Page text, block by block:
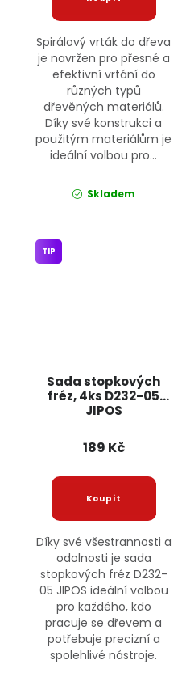
Spirálový vrták do dřeva
je navržen pro přesné a
efektivní vrtání do
různých typů
dřevěných materiálů.
Díky své konstrukci a
použitým materiálům je
ideální volbou pro...
Skladem
Sada stopkových
fréz, 4ks D232-05
JIPOS
TIP
189 Kč
Díky své všestrannosti a
odolnosti je sada
stopkových fréz D232-
05 JIPOS ideální volbou
pro každého, kdo
pracuje se dřevem a
potřebuje precizní a
spolehlivé nástroje.